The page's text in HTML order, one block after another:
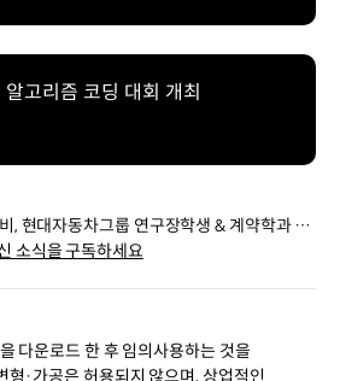
고리즘 코딩 대회 개최
, 현대자동차그룹 연구장학생 & 계약학과 성
소식을 구독하세요
다운로드 한 후 임의사용하는 것을
형·가공은 허용되지 않으며, 상업적인